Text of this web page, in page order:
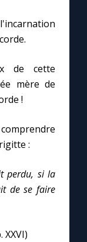
de cette
mère de
!
:
perdu, si la
de se faire